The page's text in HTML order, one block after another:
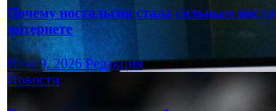
Почему ностальгия стала сильным
интернете
Июл 9, 2026 Редакция
Новости